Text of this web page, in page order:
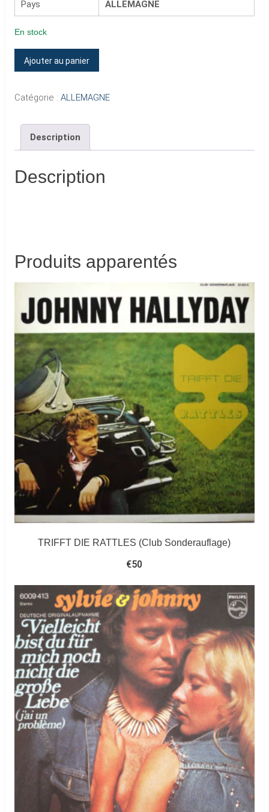
Pays ALLEMAGNE
En stock
quantité
de
VA
COMMENCER
Ajouter au panier
Catégorie : ALLEMAGNE
Description
Description
Produits apparentés
TRIFFT DIE RATTLES (Club Sonderauflage)
€50